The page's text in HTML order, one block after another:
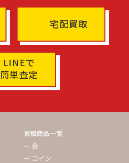
宅配買取
LINEで
簡単査定
買取商品一覧
ー 金
ー コイン